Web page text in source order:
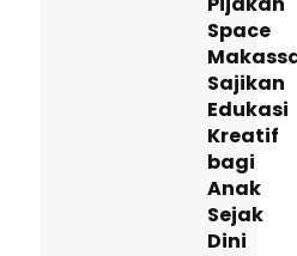
Space
Sajikan
Edukasi
Kreatif
bagi
Anak
Sejak
Dini